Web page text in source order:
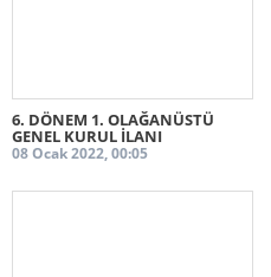
6. DÖNEM 1. OLAĞANÜSTÜ
GENEL KURUL İLANI
08 Ocak 2022, 00:05